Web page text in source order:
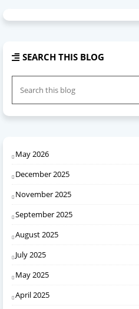
SEARCH THIS BLOG
May 2026
December 2025
November 2025
September 2025
August 2025
July 2025
May 2025
April 2025